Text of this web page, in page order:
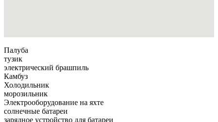
Палуба
тузик
электрический брашпиль
Камбуз
Холодильник
морозильник
Электрооборудование на яхте
солнечные батареи
зарядное устройство для батареи